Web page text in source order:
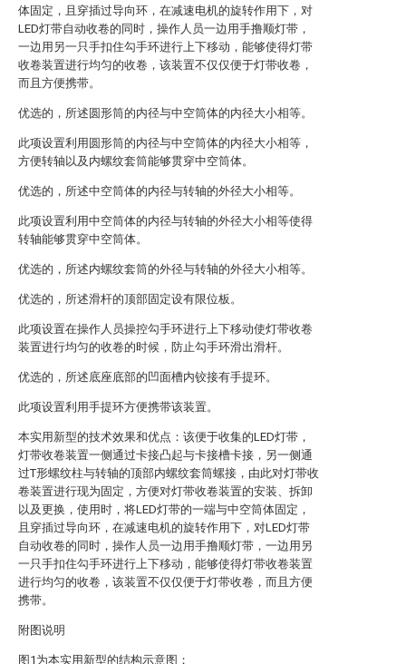
体固定，且穿插过导向环，在减速电机的旋转作用下，对
LED灯带自动收卷的同时，操作人员一边用手撸顺灯带，
一边用另一只手扣住勾手环进行上下移动，能够使得灯带
收卷装置进行均匀的收卷，该装置不仅仅便于灯带收卷，
而且方便携带。
优选的，所述圆形筒的内径与中空筒体的内径大小相等。
此项设置利用圆形筒的内径与中空筒体的内径大小相等，
方便转轴以及内螺纹套筒能够贯穿中空筒体。
优选的，所述中空筒体的内径与转轴的外径大小相等。
此项设置利用中空筒体的内径与转轴的外径大小相等使得
转轴能够贯穿中空筒体。
优选的，所述内螺纹套筒的外径与转轴的外径大小相等。
优选的，所述滑杆的顶部固定设有限位板。
此项设置在操作人员操控勾手环进行上下移动使灯带收卷
装置进行均匀的收卷的时候，防止勾手环滑出滑杆。
优选的，所述底座底部的凹面槽内铰接有手提环。
此项设置利用手提环方便携带该装置。
本实用新型的技术效果和优点：该便于收集的LED灯带，
灯带收卷装置一侧通过卡接凸起与卡接槽卡接，另一侧通
过T形螺纹柱与转轴的顶部内螺纹套筒螺接，由此对灯带收
卷装置进行现为固定，方便对灯带收卷装置的安装、拆卸
以及更换，使用时，将LED灯带的一端与中空筒体固定，
且穿插过导向环，在减速电机的旋转作用下，对LED灯带
自动收卷的同时，操作人员一边用手撸顺灯带，一边用另
一只手扣住勾手环进行上下移动，能够使得灯带收卷装置
进行均匀的收卷，该装置不仅仅便于灯带收卷，而且方便
携带。
附图说明
图1为本实用新型的结构示意图；